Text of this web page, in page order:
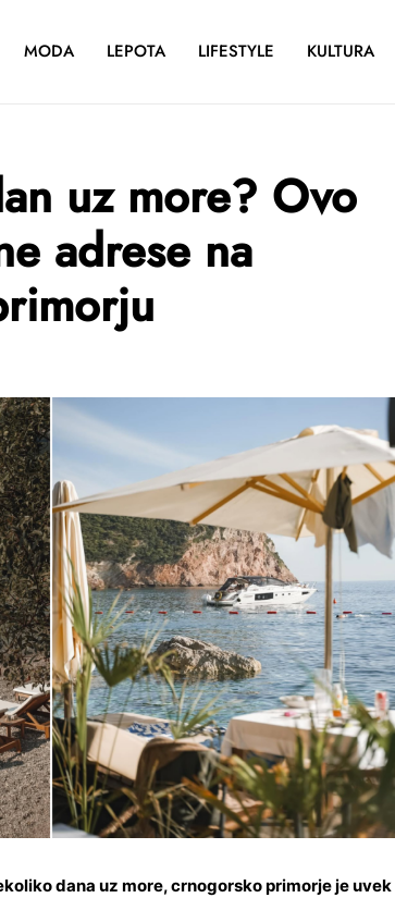
MODA LEPOTA LIFESTYLE KULTURA
uz more? Ovo
adrese na
dana uz more, crnogorsko primorje je uvek